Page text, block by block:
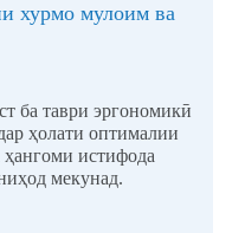
хурмо мулоим ва
ба таври эргономикӣ
ҳолати оптималии
истифода
мекунад.